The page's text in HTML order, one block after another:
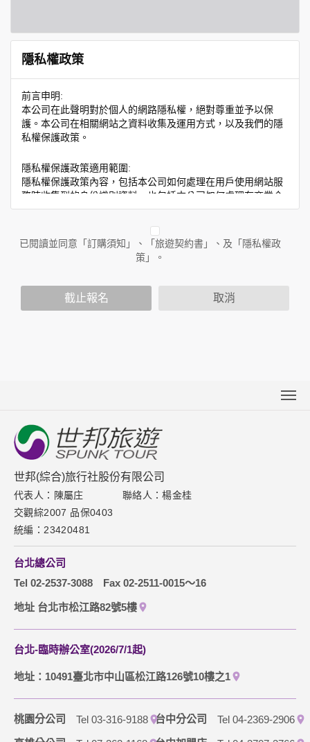
隱私權政策
前言申明:
本公司在此聲明對於個人的網路隱私權，絕對尊重並予以保
護。本公司在相關網站之資料收集及運用方式，以及我們的隱
私權保護政策。
隱私權保護政策適用範圍:
隱私權保護政策內容，包括本公司如何處理在用戶使用網站服
務時收集到的身份識別資料，也包括本公司如何處理在商業合
作與本公司合作時分享的任何身份識別資料。隱私權保護政策
人員。例如您透過本公司旗下網站上的廣告廠商連結，這些置
放連結的廠商也可能蒐集您個人的資料。對於您主動提供的個
人資訊，這些廣告廠商或連結網站有其個別的隱私權保護政
您個人在本網站上的聊天室或討論區中任意公開個人資料的行
本網站在您使用服務信箱、問卷調查等互動性功能時，會保留
設備的 IP 位址、使用時間、使用的瀏覽器、瀏覽及點選資料記
錄等，做為我們增進網站服務的參考依據，此記錄為內部應
用，決不對外公布。
為提供精確的服務，我們會將收集的問卷調查內容進行統計與
分析，分析結果之統計數據或說明文字呈現，除供內部研究
人之資料。
除非取得您的同意或其他法令之特別規定，本網站絕不會將您
的個人資料揭露予第三人或使用於蒐集目的以外之其他用途。
在您於本網站註冊帳號、使用本網站相關產品、服務、活動或
業夥伴處取得個人資料。
當客戶在本網站註冊時，我們會取得您的姓名、電話、住址、
身份證字號、電子郵件、出生日期、性別、行業等相關資料，
當您註冊成功，並登入使用我們的服務後，我們即取得您的資
料。註冊時，本網站取得您的姓名、電話、住址、身份證字
號、電子郵件、出生日期、性別、行業等相關資料，當您註冊
成功，並登入使用我們的服務後，本網站即取得您的資料。
其他除了上述，會保留您在上網瀏覽或查詢時，伺服器自行產
生的相關記錄，包括您使用連線設備的 IP 位址、使用時間、使
用的瀏覽器、瀏覽及點選資料紀錄等。本網站會對個別連線者
的瀏覽器予以標示，歸納使用者瀏覽器在本網站內部所瀏覽的
網頁，除非您願意告知您的個人資料，否則本網站不會也無法
已閱讀並同意「訂購須知」、「旅遊契約書」、及「隱私權政
策」。
截止報名 取消
新聞中心
聯絡我們
下載專區
網站導覽
取消訂單說明
隱私權保護政策
世邦(綜合)旅行社股份有限公司
代表人：陳屬庄
聯絡人：楊金桂
交觀綜2007 品保0403
統編：23420481
台北總公司
Tel 02-2537-3088
Fax 02-2511-0015～16
地址 台北市松江路82號5樓
台北-臨時辦公室(2026/7/1起)
地址：10491臺北市中山區松江路126號10樓之1
桃園分公司 Tel 03-316-9188 台中分公司
Tel 04-2369-2906